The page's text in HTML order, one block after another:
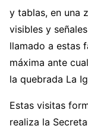
y tablas, en una
visibles y
llamado a estas
máxima ante
la quebrada La
Estas visitas
realiza la